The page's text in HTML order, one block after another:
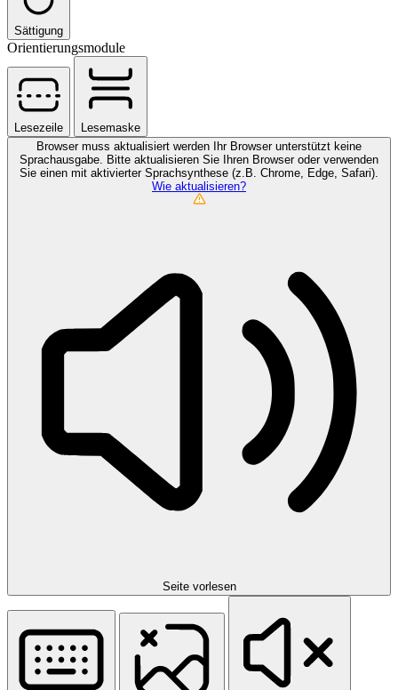
Sättigung
Orientierungsmodule
Lesezeile
Lesemaske
Browser muss aktualisiert werden
Ihr Browser unterstützt keine
Sprachausgabe. Bitte aktualisieren Sie Ihren Browser oder verwenden
Sie einen mit aktivierter Sprachsynthese (z.B. Chrome, Edge, Safari).
Wie aktualisieren?
Seite vorlesen